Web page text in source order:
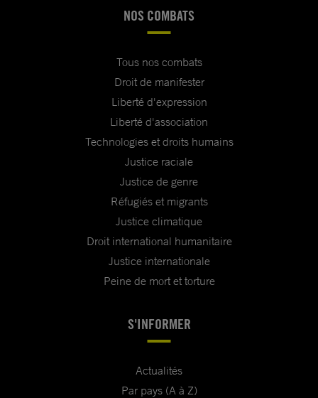
NOS COMBATS
Tous nos combats
Droit de manifester
Liberté d'expression
Liberté d'association
Technologies et droits humains
Justice raciale
Justice de genre
Réfugiés et migrants
Justice climatique
Droit international humanitaire
Justice internationale
Peine de mort et torture
S'INFORMER
Actualités
Par pays (A à Z)